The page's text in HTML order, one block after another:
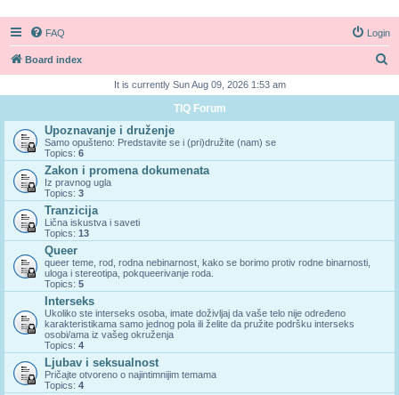
FAQ Login
Board index
r
It is currently Sun Aug 09, 2026 1:53 am
TIQ Forum
Upoznavanje i druženje
Samo opušteno: Predstavite se i (pri)družite (nam) se
Topics: 6
Zakon i promena dokumenata
Iz pravnog ugla
Topics: 3
Tranzicija
Lična iskustva i saveti
Topics: 13
Queer
queer teme, rod, rodna nebinarnost, kako se borimo protiv rodne binarnosti,
uloga i stereotipa, pokqueerivanje roda.
Topics: 5
Interseks
Ukoliko ste interseks osoba, imate doživljaj da vaše telo nije određeno
karakteristikama samo jednog pola ili želite da pružite podršku interseks
osobi/ama iz vašeg okruženja
Topics: 4
Ljubav i seksualnost
Pričajte otvoreno o najintimnijim temama
Topics: 4